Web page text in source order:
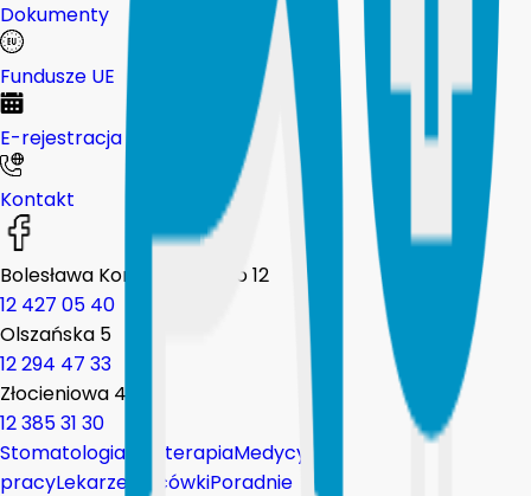
Dokumenty
Fundusze UE
E-rejestracja
Kontakt
Bolesława Komorowskiego 12
12 427 05 40
Olszańska 5
12 294 47 33
Złocieniowa 44
12 385 31 30
Stomatologia FizjoterapiaMedycyna
pracyLekarze PlacówkiPoradnie